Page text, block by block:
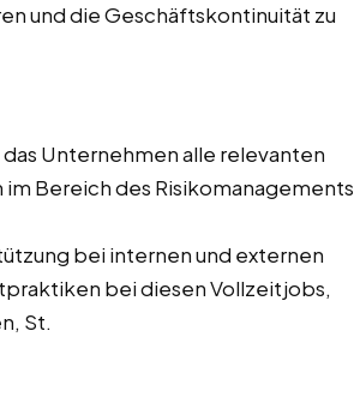
und die Geschäftskontinuität zu
Unternehmen alle relevanten
Bereich des Risikomanagements
bei internen und externen
bei diesen Vollzeitjobs,
St.